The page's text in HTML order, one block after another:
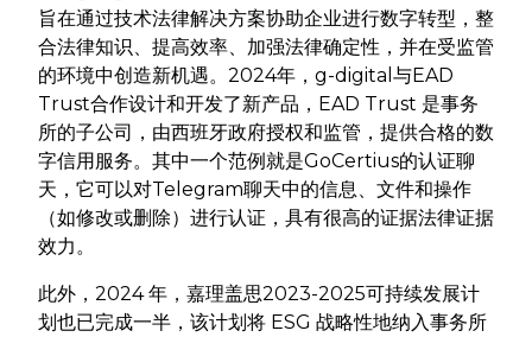
旨在通过技术法律解决方案协助企业进行数字转型，整
合法律知识、提高效率、加强法律确定性，并在受监管
的环境中创造新机遇。2024年，g-digital与EAD
Trust合作设计和开发了新产品，EAD Trust 是事务
所的子公司，由西班牙政府授权和监管，提供合格的数
字信用服务。其中一个范例就是GoCertius的认证聊
天，它可以对Telegram聊天中的信息、文件和操作
（如修改或删除）进行认证，具有很高的证据法律证据
效力。
此外，2024 年，嘉理盖思2023-2025可持续发展计
划也已完成一半，该计划将 ESG 战略性地纳入事务所